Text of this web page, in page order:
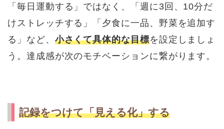
「毎日運動する」ではなく、「週に3回、10分だ
けストレッチする」「夕食に一品、野菜を追加す
る」など、 小さくて具体的な目標を設定しましょ
う。達成感が次のモチベーションに繋がります。
記録をつけて「見える化」する